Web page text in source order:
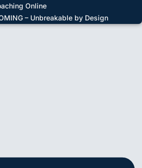
Online
– Unbreakable by Design